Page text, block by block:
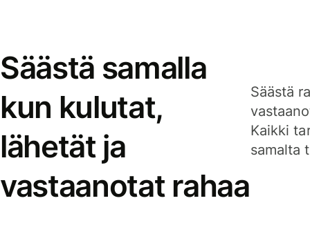
Säästä samalla
kun kulutat,
lähetät ja
vastaanotat rahaa
Säästä
Kaikki
samalta